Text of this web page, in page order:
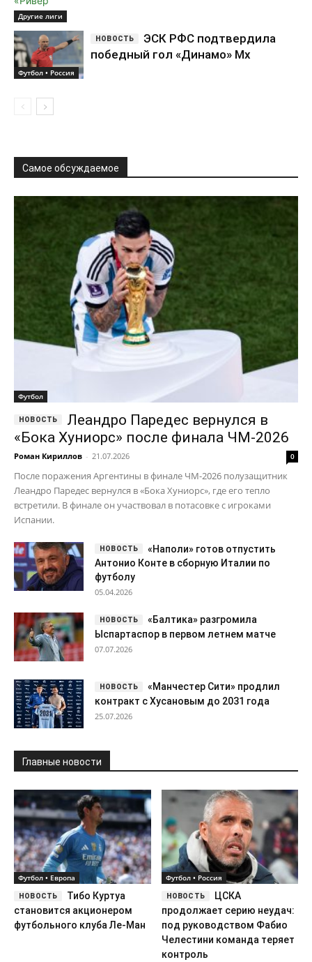
­Другие лиги
Футбол • Россия
ЭСК РФС подтвердила
победный гол «Динамо» Мх
Самое обсуждаемое
Футбол
Леандро Паредес вернулся в
«Бока Хуниорс» после финала ЧМ-2026
Роман Кириллов - 21.07.2026 0
После поражения Аргентины в финале ЧМ-2026 полузащитник
Леандро Паредес вернулся в «Бока Хуниорс», где его тепло
встретили. В финале он участвовал в потасовке с игроками
Испании.
«Наполи» готов отпустить
Антонио Конте в сборную Италии по
футболу
05.04.2026
«Балтика» разгромила
Ыспартаспор в первом летнем матче
07.07.2026
«Манчестер Сити» продлил
контракт с Хусановым до 2031 года
25.07.2026
Главные новости
Футбол • Европа
Тибо Куртуа
становится акционером
футбольного клуба Ле-Ман
Футбол • Россия
ЦСКА
продолжает серию неудач:
под руководством Фабио
Челестини команда теряет
контроль